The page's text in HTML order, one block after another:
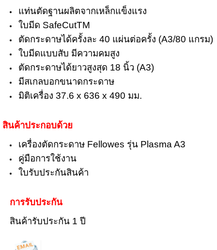
แท่นตัดฐานผลิตจากเหล็กแข็งแรง
ใบมีด SafeCutTM
ตัดกระดาษได้ครั้งละ 40 แผ่นต่อครั้ง (A3/80 แกรม)
ใบมีดแบบสับ มีความคมสูง
ตัดกระดาษได้ยาวสูงสุด 18 นิ้ว (A3)
มีสเกลบอกขนาดกระดาษ
มิติเครื่อง 37.6 x 636 x 490 มม.
สินค้าประกอบด้วย
เครื่องตัดกระดาษ Fellowes รุ่น Plasma A3
คู่มือการใช้งาน
ใบรับประกันสินค้า
การรับประกัน
สินค้ารับประกัน 1 ปี